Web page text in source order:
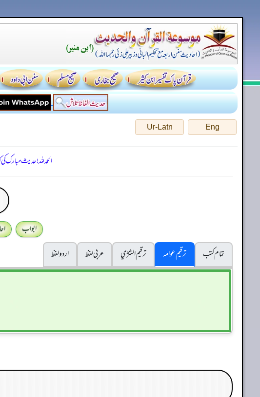
Eng
Ur-Latn
الحمدللہ! حدیث مبارک
ابواب
تمام کتب
ترقیم عوامہ ترقيم الشژي عربی لفظ
اردو لفظ